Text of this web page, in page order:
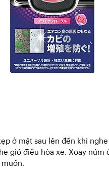
ở mặt sau lên đến khi
gió điều hòa xe. Xoay núm